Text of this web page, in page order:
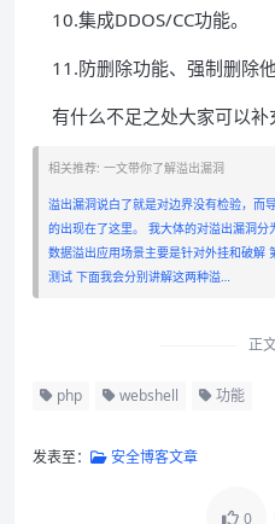
10.集成DDOS/CC功能。
11.防删除功能、强制删除他
有什么不足之处大家可以补
相关推荐: 一文带你了解溢出漏洞
溢出漏洞说白了就是对边界没有检验，而
的出现在了这里。 我大体的对溢出漏洞
数据溢出应用场景主要是针对外挂和破解
测试 下面我会分别讲解这两种溢…
正
php webshell 功能
发表至： 安全博客文章
0